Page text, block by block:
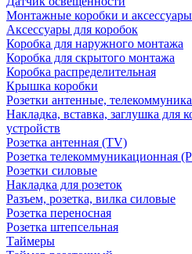
Монтажные коробки и аксессуары
Аксессуары для коробок
Коробка для наружного монтажа
Коробка для скрытого монтажа
Коробка распределительная
Крышка коробки
Розетки антенные,
Накладка, вставка, заглушка для
устройств
Розетка антенная (TV)
Розетка телекоммуникационная
Розетки силовые
Накладка для розеток
Разъем, розетка, вилка силовые
Розетка переносная
Розетка штепсельная
Таймеры